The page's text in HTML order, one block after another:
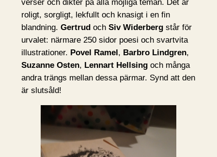
verser och dikter på alla möjliga teman. Det är
roligt, sorgligt, lekfullt och knasigt i en fin
blandning. Gertrud och Siv Widerbergstår för
urvalet: närmare 250 sidor poesi och svartvita
illustrationer. Povel Ramel , Barbro Lindgren,
Suzanne Osten, Lennart Hellsingoch många
andra trängs mellan dessa pärmar. Synd att den
är slutsåld!